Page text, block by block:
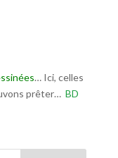
… Ici, celles
prêter… BD